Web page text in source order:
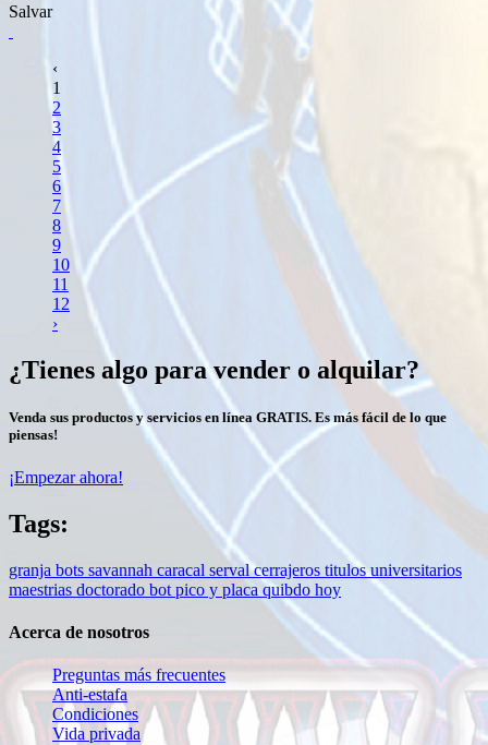
Salvar
‹
1
2
3
4
5
6
7
8
9
10
11
12
›
¿Tienes algo para vender o alquilar?
Venda sus productos y servicios en línea GRATIS. Es más fácil de lo que
piensas!
¡Empezar ahora!
Tags:
granja bots savannah caracal servalcerrajeros titulosuniversitarios
maestrias doctorado bot pico y placa quibdo hoy
Acerca de nosotros
Preguntas más frecuentes
Anti-estafa
Condiciones
Vida privada